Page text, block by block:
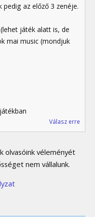
az előző 3 zenéje.
játék alatt is, de
mai music (mondjuk
Válasz erre
olvasóink véleményét
nem vállalunk.